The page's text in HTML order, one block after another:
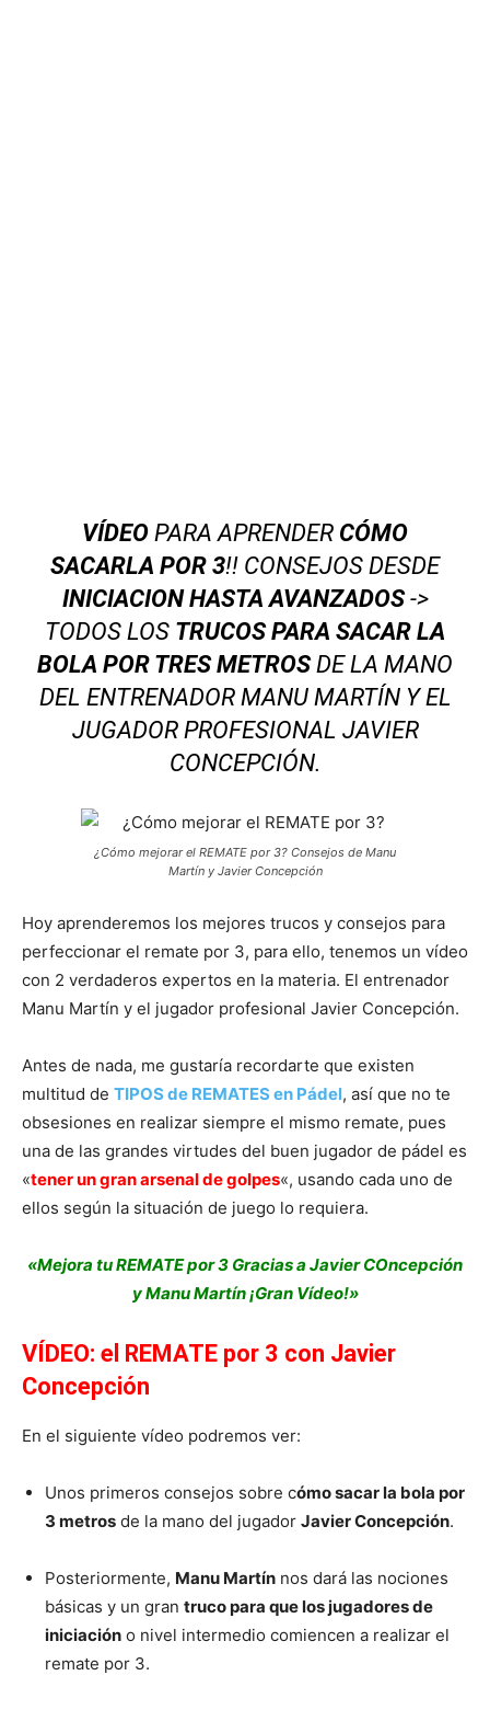
VÍDEO PARA APRENDER CÓMO
SACARLA POR 3!! CONSEJOS DESDE
INICIACION HASTA AVANZADOS->
TODOS LOS TRUCOS PARA SACAR LA
BOLA POR TRES METROSDE LA MANO
DEL ENTRENADOR MANU MARTÍN Y EL
JUGADOR PROFESIONAL JAVIER
CONCEPCIÓN.
¿Cómo mejorar el REMATE por 3? Consejos de Manu
Martín y Javier Concepción
Hoy aprenderemos los mejores trucos y consejos para
perfeccionar el remate por 3, para ello, tenemos un vídeo
con 2 verdaderos expertos en la materia. El entrenador
Manu Martín y el jugador profesional Javier Concepción.
Antes de nada, me gustaría recordarte que existen
multitud de TIPOS de REMATES en Pádel, así que no te
obsesiones en realizar siempre el mismo remate, pues
una de las grandes virtudes del buen jugador de pádel es
«tener un gran arsenal de golpes«, usando cada uno de
ellos según la situación de juego lo requiera.
«Mejora tu REMATE por 3 Gracias a Javier COncepción
y Manu Martín ¡Gran Vídeo!»
VÍDEO: el REMATE por 3 con Javier
Concepción
En el siguiente vídeo podremos ver:
Unos primeros consejos sobre cómo sacar la bola por
3 metros de la mano del jugador Javier Concepción.
Posteriormente, Manu Martín nos dará las nociones
básicas y un gran truco para que los jugadores de
iniciación o nivel intermedio comiencen a realizar el
remate por 3.